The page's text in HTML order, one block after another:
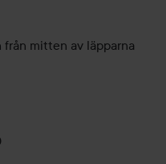
mitten av läpparna